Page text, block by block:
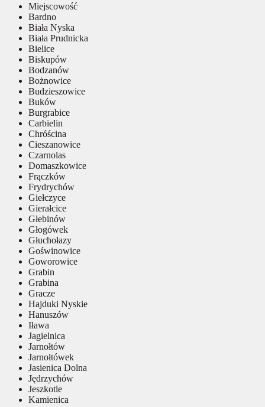
Miejscowość
Bardno
Biała Nyska
Biała Prudnicka
Bielice
Biskupów
Bodzanów
Bożnowice
Budzieszowice
Buków
Burgrabice
Carbielin
Chróścina
Cieszanowice
Czarnolas
Domaszkowice
Frączków
Frydrychów
Giełczyce
Gierałcice
Głebinów
Głogówek
Głuchołazy
Goświnowice
Goworowice
Grabin
Grabina
Gracze
Hajduki Nyskie
Hanuszów
Iława
Jagielnica
Jarnołtów
Jarnołtówek
Jasienica Dolna
Jędrzychów
Jeszkotle
Kamienica